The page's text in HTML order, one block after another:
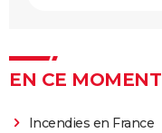
EN CE MOMENT
Incendies en France